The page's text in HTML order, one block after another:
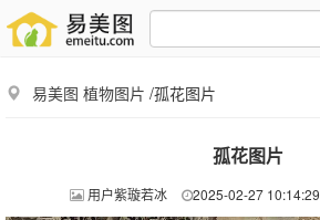
易美图 植物图片 /孤花图片
孤花图片
用户紫璇若冰 2025-02-27 10:14:29